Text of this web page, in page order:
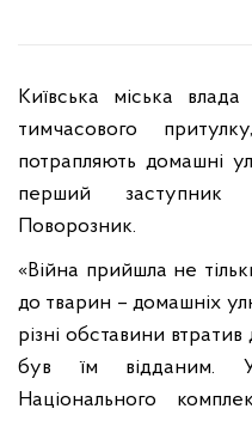
Київська міська
тимчасового
потрапляють домашні
перший
Поворозник.
«Війна прийшла не
до тварин – домашніх
різні обставини
був їм відданим. У
Національного